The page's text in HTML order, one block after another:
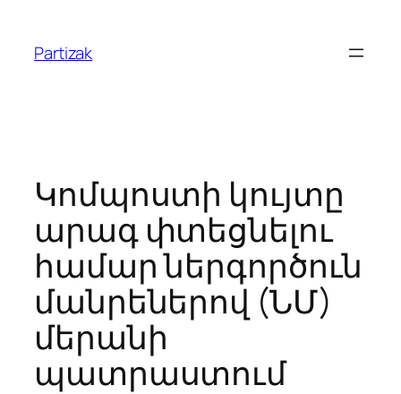
content
Partizak
Կոմպոստի կույտը
արագ փտեցնելու
համար ներգործուն
մանրեներով (ՆՄ)
մերանի
պատրաստում